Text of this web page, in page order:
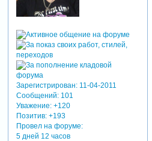
Зарегистрирован: 11-04-2011
Сообщений:101
Уважение: +120
Позитив: +193
Провел на форуме:
5 дней 12 часов